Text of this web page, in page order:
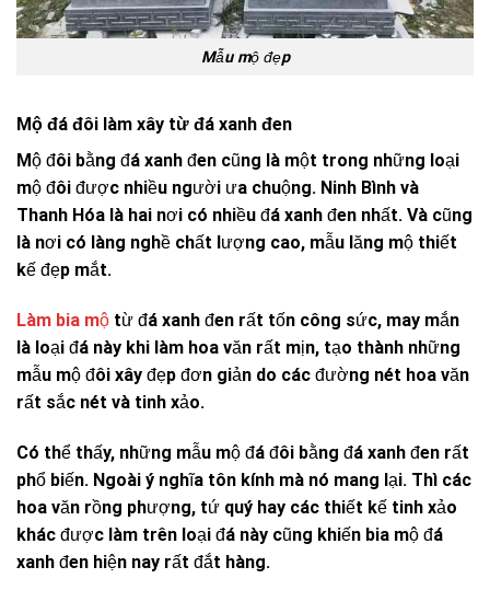
Mẫu mộ đẹp
Mộ đá đôi làm xây từ đá xanh đen
Mộ đôi bằng đá xanh đen cũng là một trong những loại
mộ đôi được nhiều người ưa chuộng. Ninh Bình và
Thanh Hóa là hai nơi có nhiều đá xanh đen nhất. Và cũng
là nơi có làng nghề chất lượng cao, mẫu lăng mộ thiết
kế đẹp mắt.
Làm bia mộ từ đá xanh đen rất tốn công sức, may mắn
là loại đá này khi làm hoa văn rất mịn, tạo thành những
mẫu mộ đôi xây đẹp đơn giản do các đường nét hoa văn
rất sắc nét và tinh xảo.
Có thể thấy, những mẫu mộ đá đôi bằng đá xanh đen rất
phổ biến. Ngoài ý nghĩa tôn kính mà nó mang lại. Thì các
hoa văn rồng phượng, tứ quý hay các thiết kế tinh xảo
khác được làm trên loại đá này cũng khiến bia mộ đá
xanh đen hiện nay rất đắt hàng.